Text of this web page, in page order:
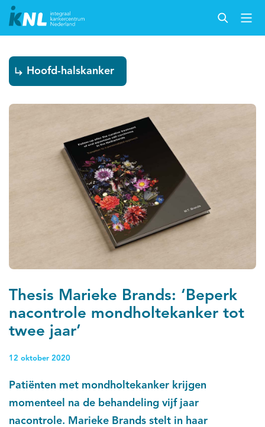
Thesis Marieke Brands: ‘Beperk
nacontrole mondholtekanker tot
twee jaar’
12 oktober 2020
Patiënten met mondholtekanker krijgen
momenteel na de behandeling vijf jaar
nacontrole. Marieke Brands stelt in haar
Hoofd-halskanker